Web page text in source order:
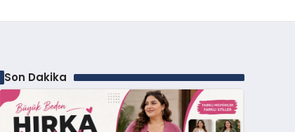
Son Dakika